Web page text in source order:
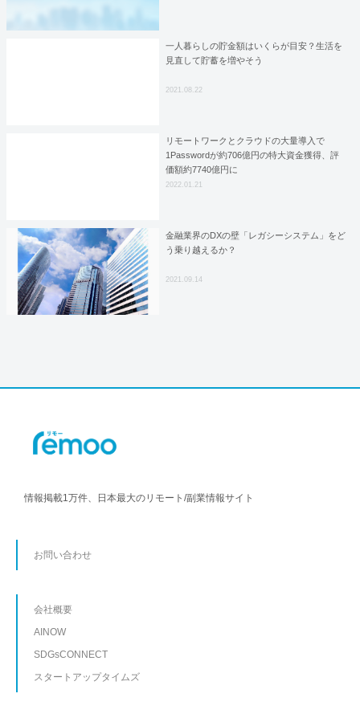
一人暮らしの貯金額はいくらが目安？生活を
見直して貯蓄を増やそう
2021.08.22
リモートワークとクラウドの大量導入で
1Passwordが約706億円の特大資金獲得、評
価額約7740億円に
2022.01.21
金融業界のDXの壁「レガシーシステム」をど
う乗り越えるか？
2021.09.14
情報掲載1万件、日本最大のリモート/副業情報サイト
お問い合わせ
会社概要
AINOW
SDGsCONNECT
スタートアップタイムズ